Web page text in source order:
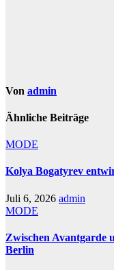
Von admin
Ähnliche Beiträge
MODE
Kolya Bogatyrev
Juli 6, 2026 admin
MODE
Zwischen Avantgarde
Berlin